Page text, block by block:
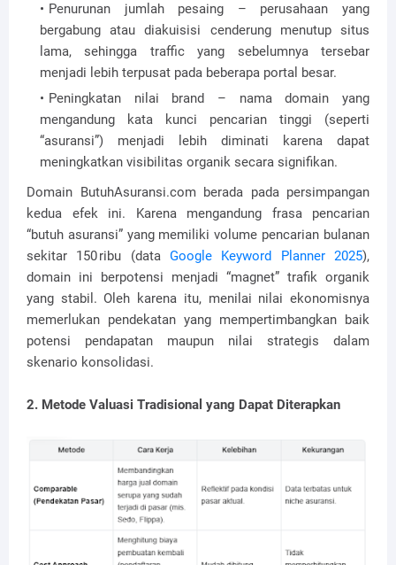
Penurunan jumlah pesaing – perusahaan yang
bergabung atau diakuisisi cenderung menutup situs
lama, sehingga traffic yang sebelumnya tersebar
menjadi lebih terpusat pada beberapa portal besar.
Peningkatan nilai brand – nama domain yang
mengandung kata kunci pencarian tinggi (seperti
“asuransi”) menjadi lebih diminati karena dapat
meningkatkan visibilitas organik secara signifikan.
Domain ButuhAsuransi.com berada pada persimpangan
kedua efek ini. Karena mengandung frasa pencarian
“butuh asuransi” yang memiliki volume pencarian bulanan
sekitar 150 ribu (data Google Keyword Planner 2025),
domain ini berpotensi menjadi “magnet” trafik organik
yang stabil. Oleh karena itu, menilai nilai ekonomisnya
memerlukan pendekatan yang mempertimbangkan baik
potensi pendapatan maupun nilai strategis dalam
skenario konsolidasi.
2. Metode Valuasi Tradisional yang Dapat Diterapkan